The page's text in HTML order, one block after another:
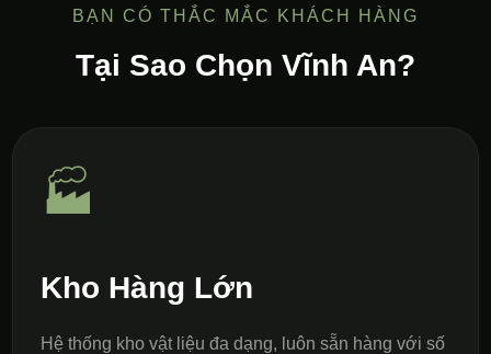
BẠN CÓ THẮC MẮC KHÁCH HÀNG
Tại Sao Chọn Vĩnh An?
🏭
Kho Hàng Lớn
Hệ thống kho vật liệu đa dạng, luôn sẵn hàng với số